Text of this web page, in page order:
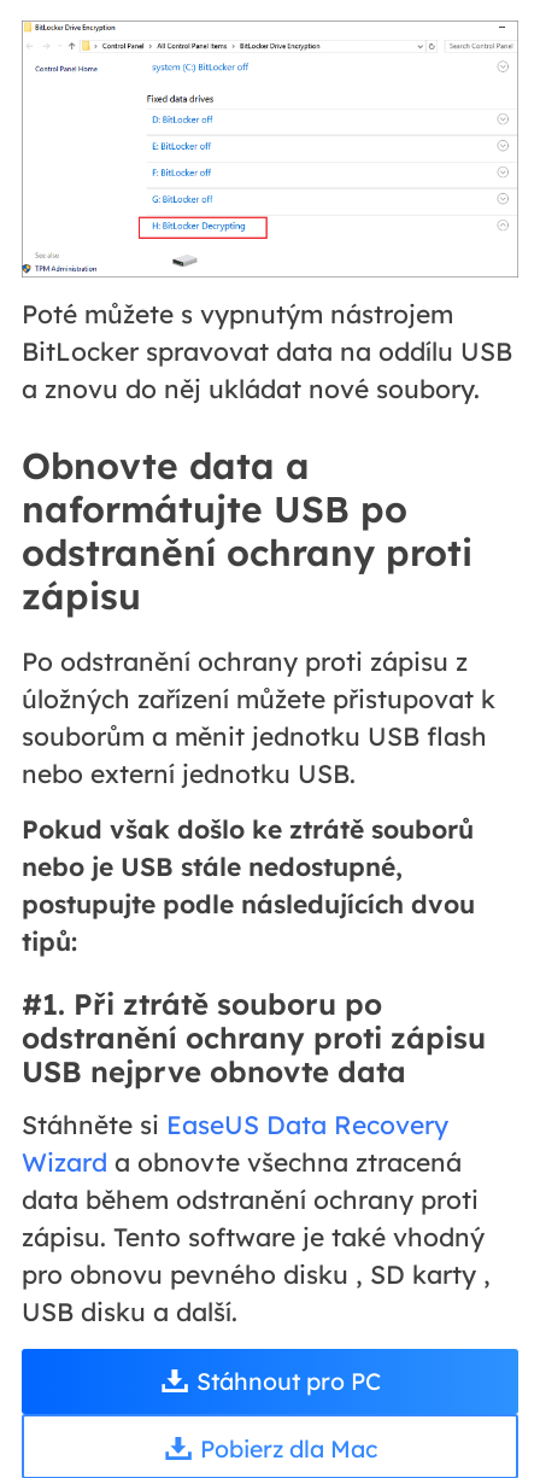
Poté můžete s vypnutým nástrojem
BitLocker spravovat data na oddílu USB
a znovu do něj ukládat nové soubory.
Obnovte data a
naformátujte USB po
odstranění ochrany proti
zápisu
Po odstranění ochrany proti zápisu z
úložných zařízení můžete přistupovat k
souborům a měnit jednotku USB flash
nebo externí jednotku USB.
Pokud však došlo ke ztrátě souborů
nebo je USB stále nedostupné,
postupujte podle následujících dvou
tipů:
#1. Při ztrátě souboru po
odstranění ochrany proti zápisu
USB nejprve obnovte data
Stáhněte si EaseUS Data Recovery
Wizard a obnovte všechna ztracená
data během odstranění ochrany proti
zápisu. Tento software je také vhodný
pro obnovu pevného disku , SD karty ,
USB disku a další.
Stáhnout pro PC
Pobierz dla Mac